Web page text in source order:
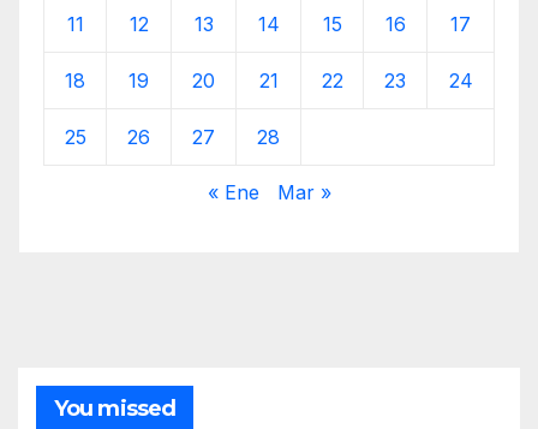
11 12 13 14 15 16 17
18 19 20 21 22 23 24
25 26 27 28
« Ene Mar »
You missed